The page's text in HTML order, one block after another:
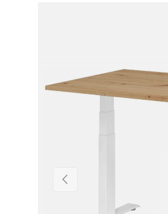
Vorherige